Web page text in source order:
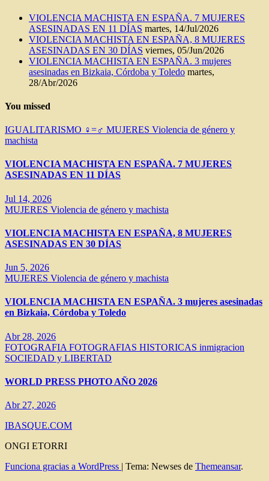
VIOLENCIA MACHISTA EN ESPAÑA. 7 MUJERES
ASESINADAS EN 11 DÍAS martes, 14/Jul/2026
VIOLENCIA MACHISTA EN ESPAÑA, 8 MUJERES
ASESINADAS EN 30 DÍAS viernes, 05/Jun/2026
VIOLENCIA MACHISTA EN ESPAÑA. 3 mujeres
asesinadas en Bizkaia, Córdoba y Toledo martes,
28/Abr/2026
You missed
IGUALITARISMO ♀=♂ MUJERES Violencia de género y
machista
VIOLENCIA MACHISTA EN ESPAÑA. 7 MUJERES
ASESINADAS EN 11 DÍAS
Jul 14, 2026
MUJERES Violencia de género y machista
VIOLENCIA MACHISTA EN ESPAÑA, 8 MUJERES
ASESINADAS EN 30 DÍAS
Jun 5, 2026
MUJERES Violencia de género y machista
VIOLENCIA MACHISTA EN ESPAÑA. 3 mujeres asesinadas
en Bizkaia, Córdoba y Toledo
Abr 28, 2026
FOTOGRAFIA FOTOGRAFIAS HISTORICAS inmigracion
SOCIEDAD y LIBERTAD
WORLD PRESS PHOTO AÑO 2026
Abr 27, 2026
IBASQUE.COM
ONGI ETORRI
Funciona gracias a WordPress | Tema: Newses de Themeansar.